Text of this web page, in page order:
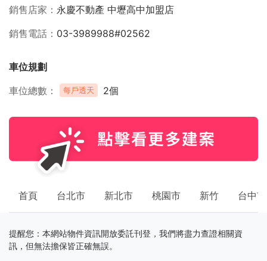
銷售店家
永慶不動產 中壢高中加盟店
銷售電話
03-3989988#02562
車位規劃
車位總數
每戶透天 2個
首頁 台北市 新北市 桃園市 新竹 台中市
提醒您：本網站物件資訊開放委託刊登，我們將盡力查證相關資
訊，但無法擔保皆正確無誤。